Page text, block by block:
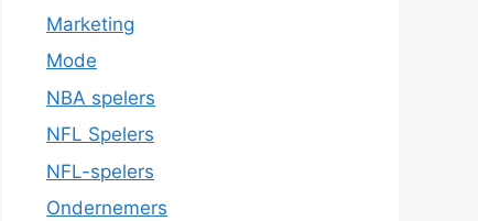
Marketing
Mode
NBA spelers
NFL Spelers
NFL-spelers
Ondernemers